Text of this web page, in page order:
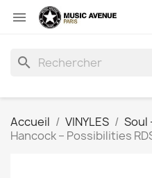

search
Accueil VINYLES Soul
Hancock ‎– Possibilities